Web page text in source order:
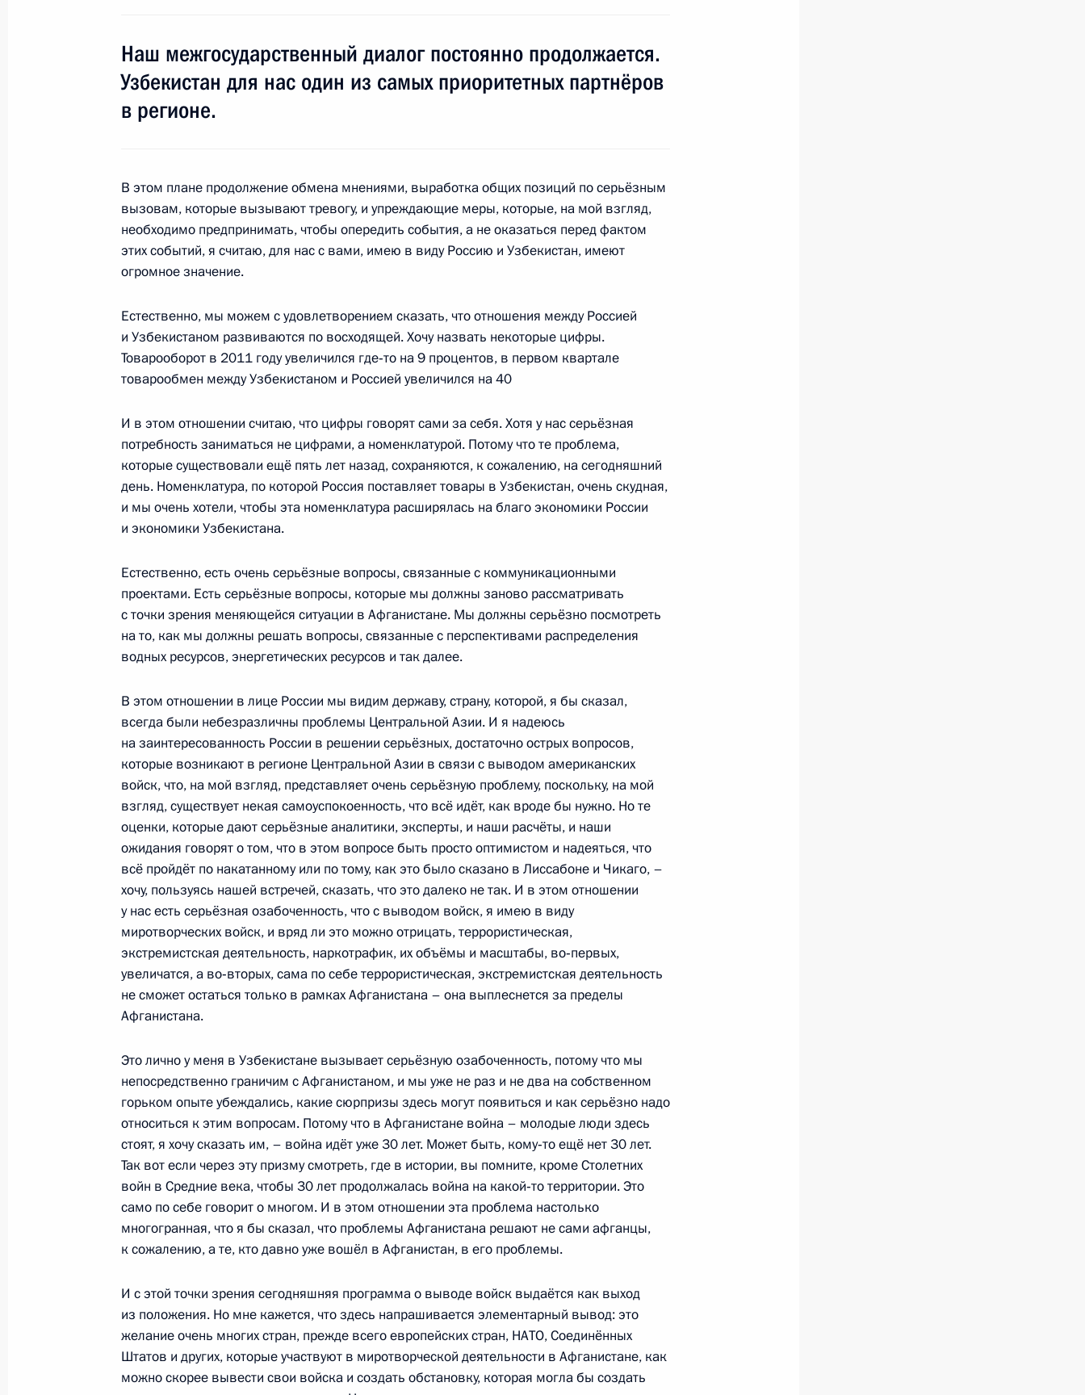
Сессия Совета коллективной безопасности ОДКБ
15 мая 2012 года, 16:00
Поздравление Президенту Узбекистана Исламу Каримову
20 марта 2012 года, 16:00
20 декабря 2011 года, 15:00
1 сентября 2011 года, 10:00
Телефонный разговор c Президентом Узбекистана Исламом
Каримовым
Соболезнования Президенту Узбекистана Исламу Каримову
Визит в Узбекистан
14 июня 2011 года, 15:00
Телефонный разговор с Президентом Узбекистана Исламом
Каримовым
23 мая 2011 года, 19:30
Телефонный разговор с Президентом Узбекистана Исламом
Каримовым
12 апреля 2011 года, 20:30
Дмитрий Медведев поздравил глав государств и правительств
зарубежных стран с Новым годом
31 декабря 2010 года, 12:00
Показать предыдущие материалы
Встреча с военнослужащими Военно-Морского Флота
26 июля 2026 года
Наш межгосударственный диалог постоянно продолжается.
Узбекистан для нас один из самых приоритетных партнёров
в регионе.
В этом плане продолжение обмена мнениями, выработка общих позиций по серьёзным
вызовам, которые вызывают тревогу, и упреждающие меры, которые, на мой взгляд,
необходимо предпринимать, чтобы опередить события, а не оказаться перед фактом
этих событий, я считаю, для нас с вами, имею в виду Россию и Узбекистан, имеют
огромное значение.
Естественно, мы можем с удовлетворением сказать, что отношения между Россией
и Узбекистаном развиваются по восходящей. Хочу назвать некоторые цифры.
Товарооборот в 2011 году увеличился где‑то на 9 процентов, в первом квартале
товарообмен между Узбекистаном и Россией увеличился на 40
И в этом отношении считаю, что цифры говорят сами за себя. Хотя у нас серьёзная
потребность заниматься не цифрами, а номенклатурой. Потому что те проблема,
которые существовали ещё пять лет назад, сохраняются, к сожалению, на сегодняшний
день. Номенклатура, по которой Россия поставляет товары в Узбекистан, очень скудная,
и мы очень хотели, чтобы эта номенклатура расширялась на благо экономики России
и экономики Узбекистана.
Естественно, есть очень серьёзные вопросы, связанные с коммуникационными
проектами. Есть серьёзные вопросы, которые мы должны заново рассматривать
с точки зрения меняющейся ситуации в Афганистане. Мы должны серьёзно посмотреть
на то, как мы должны решать вопросы, связанные с перспективами распределения
водных ресурсов, энергетических ресурсов и так далее.
В этом отношении в лице России мы видим державу, страну, которой, я бы сказал,
всегда были небезразличны проблемы Центральной Азии. И я надеюсь
на заинтересованность России в решении серьёзных, достаточно острых вопросов,
которые возникают в регионе Центральной Азии в связи с выводом американских
войск, что, на мой взгляд, представляет очень серьёзную проблему, поскольку, на мой
взгляд, существует некая самоуспокоенность, что всё идёт, как вроде бы нужно. Но те
оценки, которые дают серьёзные аналитики, эксперты, и наши расчёты, и наши
ожидания говорят о том, что в этом вопросе быть просто оптимистом и надеяться, что
всё пройдёт по накатанному или по тому, как это было сказано в Лиссабоне и Чикаго, –
хочу, пользуясь нашей встречей, сказать, что это далеко не так. И в этом отношении
у нас есть серьёзная озабоченность, что с выводом войск, я имею в виду
миротворческих войск, и вряд ли это можно отрицать, террористическая,
экстремистская деятельность, наркотрафик, их объёмы и масштабы, во‑первых,
увеличатся, а во‑вторых, сама по себе террористическая, экстремистская деятельность
не сможет остаться только в рамках Афганистана – она выплеснется за пределы
Афганистана.
Это лично у меня в Узбекистане вызывает серьёзную озабоченность, потому что мы
непосредственно граничим с Афганистаном, и мы уже не раз и не два на собственном
горьком опыте убеждались, какие сюрпризы здесь могут появиться и как серьёзно надо
относиться к этим вопросам. Потому что в Афганистане война – молодые люди здесь
стоят, я хочу сказать им, – война идёт уже 30 лет. Может быть, кому‑то ещё нет 30 лет.
Так вот если через эту призму смотреть, где в истории, вы помните, кроме Столетних
войн в Средние века, чтобы 30 лет продолжалась война на какой‑то территории. Это
само по себе говорит о многом. И в этом отношении эта проблема настолько
многогранная, что я бы сказал, что проблемы Афганистана решают не сами афганцы,
к сожалению, а те, кто давно уже вошёл в Афганистан, в его проблемы.
И с этой точки зрения сегодняшняя программа о выводе войск выдаётся как выход
из положения. Но мне кажется, что здесь напрашивается элементарный вывод: это
желание очень многих стран, прежде всего европейских стран, НАТО, Соединённых
Штатов и других, которые участвуют в миротворческой деятельности в Афганистане, как
можно скорее вывести свои войска и создать обстановку, которая могла бы создать